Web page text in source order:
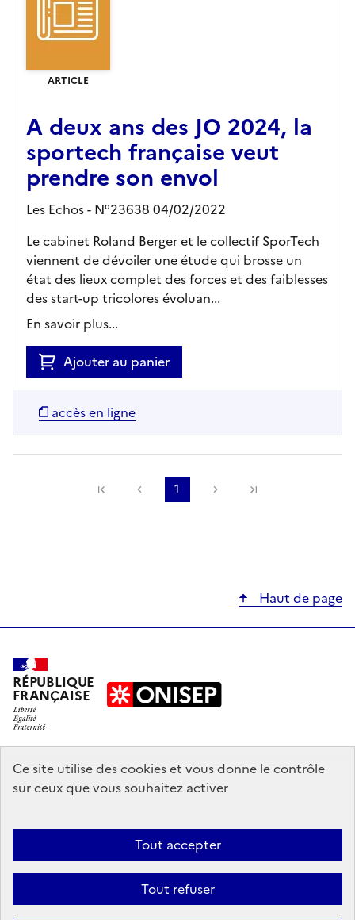
Ce site utilise des cookies et vous donne le contrôle
sur ceux que vous souhaitez activer
Tout accepter
Tout refuser
ARTICLE
A deux ans des JO 2024, la
sportech française veut
prendre son envol
Les Echos - N°23638 04/02/2022
Le cabinet Roland Berger et le collectif SporTech
viennent de dévoiler une étude qui brosse un
état des lieux complet des forces et des faiblesses
des start-up tricolores évoluan...
En savoir plus...
Ajouter au panier
accès en ligne
Précédente
1 Suivante
Haut de page
RÉPUBLIQUE
FRANÇAISE
education.gouv.fr
enseignementsup-recherche.gouv.fr
Accessibilité : partiellement conforme